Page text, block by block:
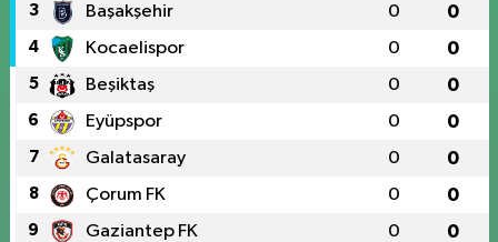
3 Başakşehir 0 0
4 Kocaelispor 0 0
5 Beşiktaş 0 0
6 Eyüpspor 0 0
7 Galatasaray 0 0
8 Çorum FK 0 0
9 Gaziantep FK 0 0